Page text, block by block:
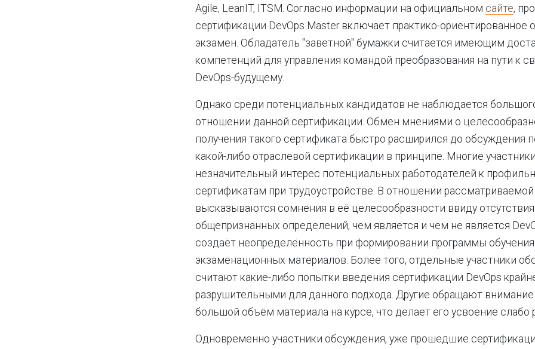
Agile, LeanIT, ITSM. Согласно информации на официальном сайте,
сертификации DevOps Master включает практико-ориентированное
экзамен. Обладатель "заветной" бумажки считается имеющим
компетенций для управления командой преобразования на пути к
DevOps-будущему.
Однако среди потенциальных кандидатов не наблюдается
отношении данной сертификации. Обмен мнениями о
получения такого сертификата быстро расширился до обсуждения
какой-либо отраслевой сертификации в принципе. Многие
незначительный интерес потенциальных работодателей к
сертификатам при трудоустройстве. В отношении
высказываются сомнения в её целесообразности ввиду отсутствия
общепризнанных определений, чем является и чем не является
создаёт неопределённость при формировании программы
экзаменационных материалов. Более того, отдельные участники
считают какие-либо попытки введения сертификации DevOps
разрушительными для данного подхода. Другие обращают
большой объём материала на курсе, что делает его усвоение слабо
Одновременно участники обсуждения, уже прошедшие